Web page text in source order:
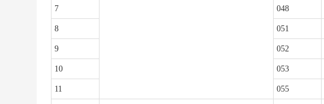
7 048
8 051
9 052
10 053
11 055